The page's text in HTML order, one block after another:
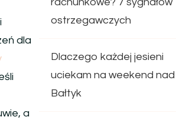
dla
a
rachunkowe? 7 sygnałów
ostrzegawczych
Dlaczego każdej jesieni
uciekam na weekend nad
Bałtyk